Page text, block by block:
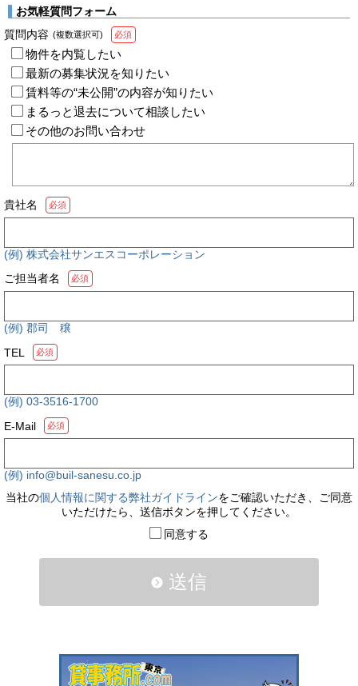
お気軽質問フォーム
質問内容 (複数選択可) 必須
物件を内覧したい
最新の募集状況を知りたい
賃料等の“未公開”の内容が知りたい
まるっと退去について相談したい
その他のお問い合わせ
貴社名 必須
(例) 株式会社サンエスコーポレーション
ご担当者名
必須
(例) 郡司 穣
TEL
必須
(例) 03-3516-1700
E-Mail
必須
(例) info@buil-sanesu.co.jp
当社の個人情報に関する弊社ガイドラインをご確認いただき、ご同意
いただけたら、送信ボタンを押してください。
同意する
送信